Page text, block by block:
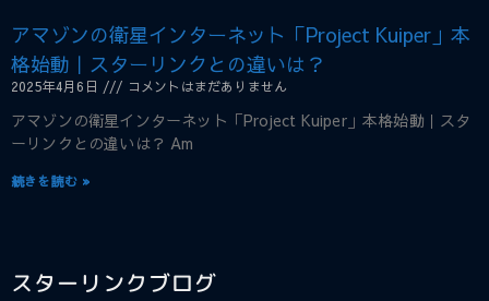
アマゾンの衛星インターネット「Project Kuiper」本
格始動｜スターリンクとの違いは？
2025年4月6日 コメントはまだありません
アマゾンの衛星インターネット「Project Kuiper」本格始動｜スタ
ーリンクとの違いは？ Am
続きを読む »
スターリンクブログ